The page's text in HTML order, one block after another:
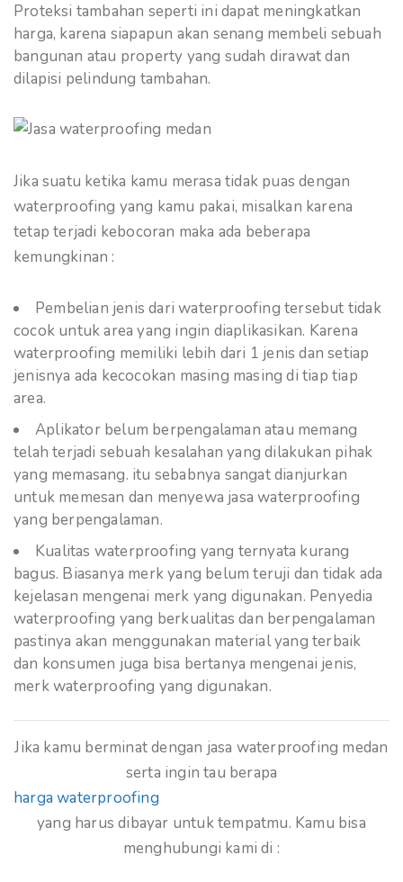
Proteksi tambahan seperti ini dapat meningkatkan
harga, karena siapapun akan senang membeli sebuah
bangunan atau property yang sudah dirawat dan
dilapisi pelindung tambahan.
Jika suatu ketika kamu merasa tidak puas dengan
waterproofing yang kamu pakai, misalkan karena
tetap terjadi kebocoran maka ada beberapa
kemungkinan :
Pembelian jenis dari waterproofing tersebut tidak
cocok untuk area yang ingin diaplikasikan. Karena
waterproofing memiliki lebih dari 1 jenis dan setiap
jenisnya ada kecocokan masing masing di tiap tiap
area.
Aplikator belum berpengalaman atau memang
telah terjadi sebuah kesalahan yang dilakukan pihak
yang memasang. itu sebabnya sangat dianjurkan
untuk memesan dan menyewa jasa waterproofing
yang berpengalaman.
Kualitas waterproofing yang ternyata kurang
bagus. Biasanya merk yang belum teruji dan tidak ada
kejelasan mengenai merk yang digunakan. Penyedia
waterproofing yang berkualitas dan berpengalaman
pastinya akan menggunakan material yang terbaik
dan konsumen juga bisa bertanya mengenai jenis,
merk waterproofing yang digunakan.
Jika kamu berminat dengan jasa waterproofing medan
serta ingin tau berapa
harga waterproofing
yang harus dibayar untuk tempatmu. Kamu bisa
menghubungi kami di :